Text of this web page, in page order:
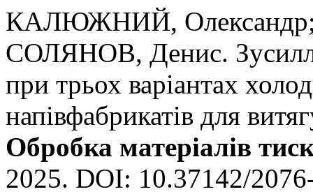
КАЛЮЖНИЙ,
СОЛЯНОВ, Денис.
при трьох варіантах
напівфабрикатів для
Обробка матеріалів
2025. DOI: 10.37142/